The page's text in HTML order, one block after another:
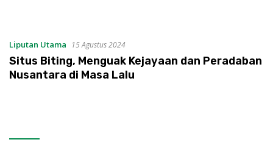
Liputan Utama 15 Agustus 2024
Situs Biting, Menguak Kejayaan dan Peradaban
Nusantara di Masa Lalu